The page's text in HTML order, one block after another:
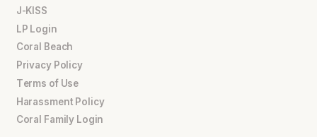
J-KISS
LP Login
Coral Beach
Privacy Policy
Terms of Use
Harassment Policy
Coral Family Login